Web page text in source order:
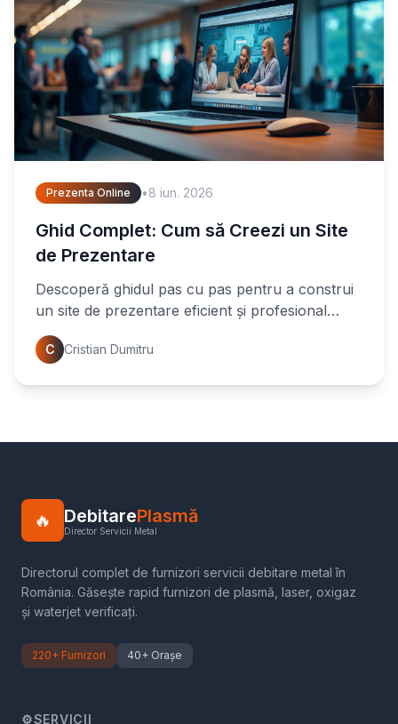
Prezenta Online •8 iun. 2026
Ghid Complet: Cum să Creezi un Site
de Prezentare
Descoperă ghidul pas cu pas pentru a construi
un site de prezentare eficient și profesional
pentru firma ta. Află secretele unui website de
succes și atrage
C Cristian Dumitru
🔥 DebitarePlasmă
Director Servicii Metal
Directorul complet de furnizori servicii debitare metal în
România. Găsește rapid furnizori de plasmă, laser, oxigaz
și waterjet verificați.
220+ Furnizori 40+ Orașe
⚙️SERVICII